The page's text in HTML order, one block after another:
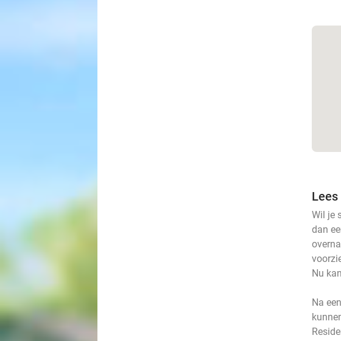
Wil je
dan
Nu
Na